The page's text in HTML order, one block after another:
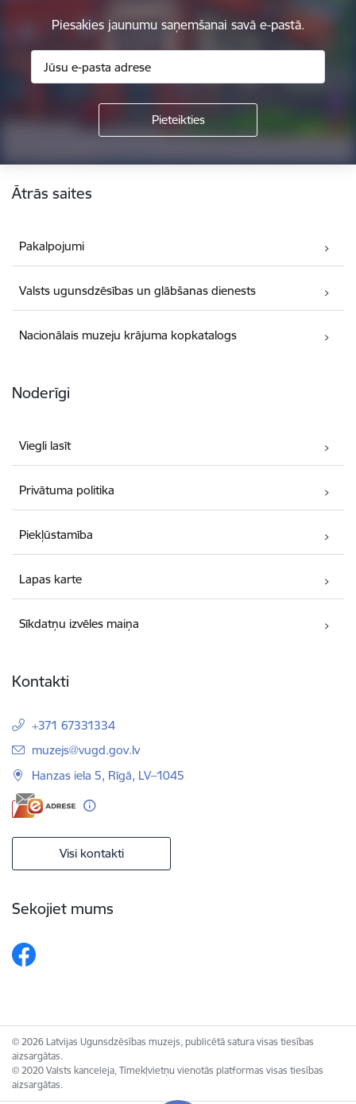
Piesakies jaunumu saņemšanai savā e-pastā.
Ātrās saites
Pakalpojumi
Valsts ugunsdzēsības un glābšanas dienests
Nacionālais muzeju krājuma kopkatalogs
Noderīgi
Viegli lasīt
Privātuma politika
Piekļūstamība
Lapas karte
Sīkdatņu izvēles maiņa
Kontakti
+371 67331334
E-pasts:
muzejs@vugd.gov.lv
Hanzas iela 5, Rīgā, LV–1045
Visi kontakti
Sekojiet mums
© 2026 Latvijas Ugunsdzēsības muzejs, publicētā satura visas tiesības
aizsargātas.
© 2020 Valsts kanceleja, Tīmekļvietņu vienotās platformas visas tiesības
aizsargātas.